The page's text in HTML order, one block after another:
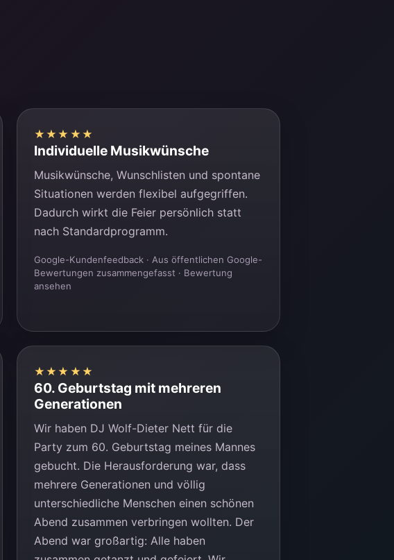
★★★★★
Individuelle Musikwünsche
Musikwünsche, Wunschlisten und spontane
Situationen werden flexibel aufgegriffen.
Dadurch wirkt die Feier persönlich statt
nach Standardprogramm.
Google-Kundenfeedback · Aus öffentlichen Google-
Bewertungen zusammengefasst · Bewertung
ansehen
★★★★★
60. Geburtstag mit mehreren
Generationen
Wir haben DJ Wolf-Dieter Nett für die
Party zum 60. Geburtstag meines Mannes
gebucht. Die Herausforderung war, dass
mehrere Generationen und völlig
unterschiedliche Menschen einen schönen
Abend zusammen verbringen wollten. Der
Abend war großartig: Alle haben